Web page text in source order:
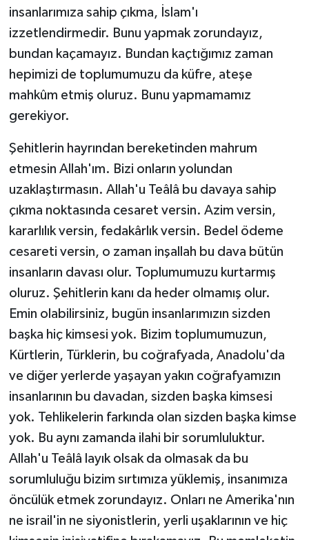
insanlarımıza sahip çıkma, İslam'ı
izzetlendirmedir. Bunu yapmak zorundayız,
bundan kaçamayız. Bundan kaçtığımız zaman
hepimizi de toplumumuzu da küfre, ateşe
mahkûm etmiş oluruz. Bunu yapmamamız
gerekiyor.
Şehitlerin hayrından bereketinden mahrum
etmesin Allah'ım. Bizi onların yolundan
uzaklaştırmasın. Allah'u Teâlâ bu davaya sahip
çıkma noktasında cesaret versin. Azim versin,
kararlılık versin, fedakârlık versin. Bedel ödeme
cesareti versin, o zaman inşallah bu dava bütün
insanların davası olur. Toplumumuzu kurtarmış
oluruz. Şehitlerin kanı da heder olmamış olur.
Emin olabilirsiniz, bugün insanlarımızın sizden
başka hiç kimsesi yok. Bizim toplumumuzun,
Kürtlerin, Türklerin, bu coğrafyada, Anadolu'da
ve diğer yerlerde yaşayan yakın coğrafyamızın
insanlarının bu davadan, sizden başka kimsesi
yok. Tehlikelerin farkında olan sizden başka kimse
yok. Bu aynı zamanda ilahi bir sorumluluktur.
Allah'u Teâlâ layık olsak da olmasak da bu
sorumluluğu bizim sırtımıza yüklemiş, insanımıza
öncülük etmek zorundayız. Onları ne Amerika'nın
ne israil'in ne siyonistlerin, yerli uşaklarının ve hiç